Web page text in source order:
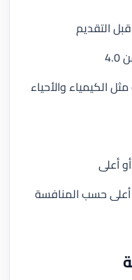
التقديم
الكيمياء والأحياء
حسب المنافسة